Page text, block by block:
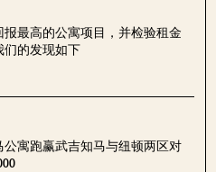
最高的公寓项目，并检验租金
们的发现如下
寓跑赢武吉知马与纽顿两区对